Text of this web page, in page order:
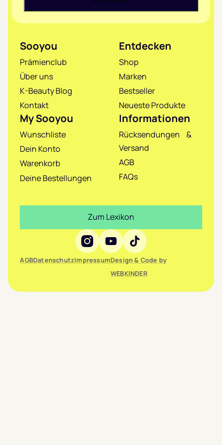
Sooyou
Prämienclub
Über uns
K-Beauty Blog
Kontakt
Entdecken
Shop
Marken
Bestseller
Neueste Produkte
My Sooyou
Wunschliste
Dein Konto
Warenkorb
Deine Bestellungen
Informationen
Rücksendungen &
Versand
AGB
FAQs
Social Media
AGBDatenschutzImpressumDesign & Code by
WEBKINDER
Zum Lexikon